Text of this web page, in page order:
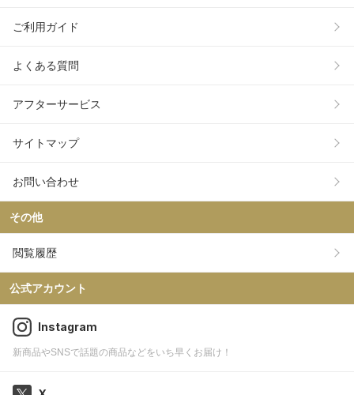
ご利用ガイド
よくある質問
アフターサービス
サイトマップ
お問い合わせ
その他
閲覧履歴
公式アカウント
Instagram
新商品やSNSで話題の商品などをいち早くお届け！